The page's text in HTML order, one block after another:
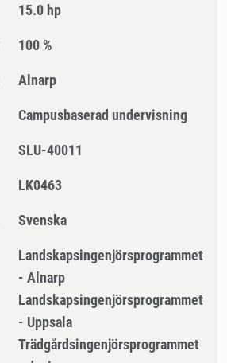
15.0 hp
100 %
Alnarp
Campusbaserad undervisning
SLU-40011
LK0463
Svenska
Landskapsingenjörsprogrammet
- Alnarp
Landskapsingenjörsprogrammet
- Uppsala
Trädgårdsingenjörsprogrammet